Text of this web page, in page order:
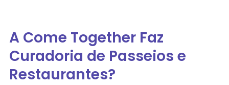
A Come Together Faz
Curadoria de Passeios e
Restaurantes?